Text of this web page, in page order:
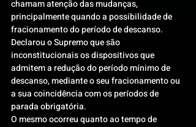
chamam atenção das mudanças,
principalmente quando a possibilidade de
fracionamento do período de descanso.
Declarou o Supremo que são
inconstitucionais os dispositivos que
admitem a redução do período mínimo de
descanso, mediante o seu fracionamento ou
a sua coincidência com os períodos de
parada obrigatória.
O mesmo ocorreu quanto ao tempo de